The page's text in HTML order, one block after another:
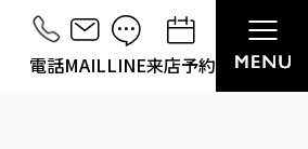
電話MAILLINE来店予約